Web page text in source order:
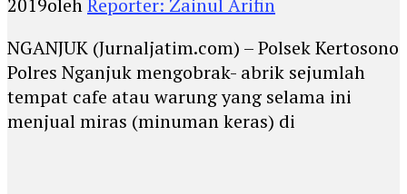
2019olehReporter: Zainul Arifin
NGANJUK (Jurnaljatim.com) – Polsek Kertosono
Polres Nganjuk mengobrak- abrik sejumlah
tempat cafe atau warung yang selama ini
menjual miras (minuman keras) di